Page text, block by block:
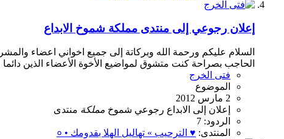
إعلان رجوعي إلى منتدى مملكة شموخ الابداع
السلام عليكم ورحمة الله وبركاتة إلى جميع اخواني اعضاء
الحاجب بصراحة كنت متشوق لمواضيع الأخوة الأعضاء الذين
فتى الخرج
الموضوع
2 مارس 2012
إعلان إلى الابداع رجوعي شموخ مملكة منتدى
الردود: 7
المنتدى: ♥ الترحيب » تهاليل الهلا بقدومك • ०